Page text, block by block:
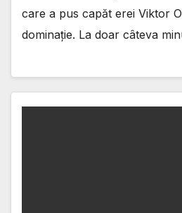
care a pus capăt erei Viktor
dominație. La doar câteva